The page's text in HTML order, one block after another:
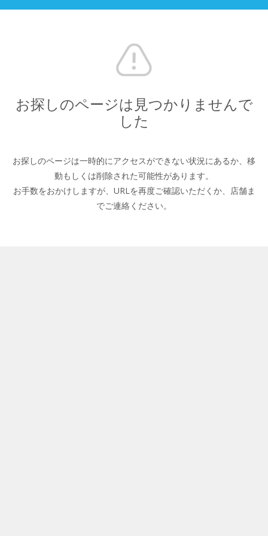
お探しのページは見つかりませんで
した
お探しのページは一時的にアクセスができない状況にあるか、 移
動もしくは削除された可能性があります。
お手数をおかけしますが、URLを再度ご確認いただくか、 店舗ま
でご連絡ください。